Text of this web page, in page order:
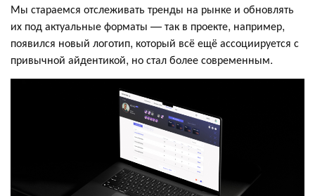
Мы стараемся отслеживать тренды на рынке и обновлять
их под актуальные форматы — так в проекте, например,
появился новый логотип, который всё ещё ассоциируется с
привычной айдентикой, но стал более современным.